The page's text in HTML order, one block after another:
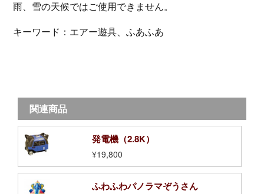
雨、雪の天候ではご使用できません。
キーワード：エアー遊具、ふあふあ
関連商品
発電機（2.8K）
¥19,800
ふわふわパノラマぞうさん